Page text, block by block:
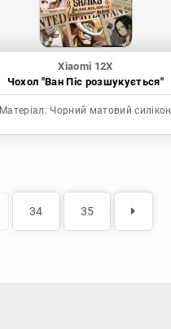
Xiaomi 12X
Чохол "Ван Піс розшукується"
Матеріал: Чорний матовий силікон
34 35